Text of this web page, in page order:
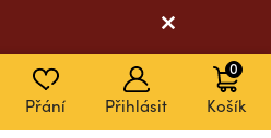
Přání Přihlásit Košík
0